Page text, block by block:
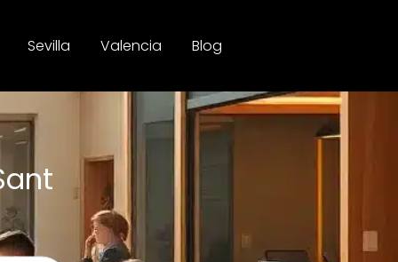
Sevilla Valencia Blog